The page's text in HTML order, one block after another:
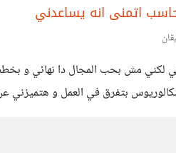
اتمنى انه يساعدني